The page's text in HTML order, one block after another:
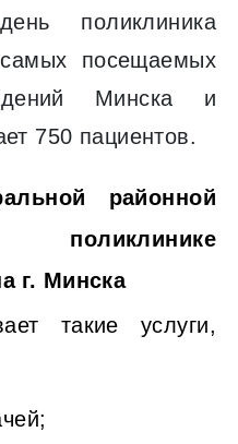
поликлиника
посещаемых
Минска и
750 пациентов.
районной
г. Минска
такие услуги,